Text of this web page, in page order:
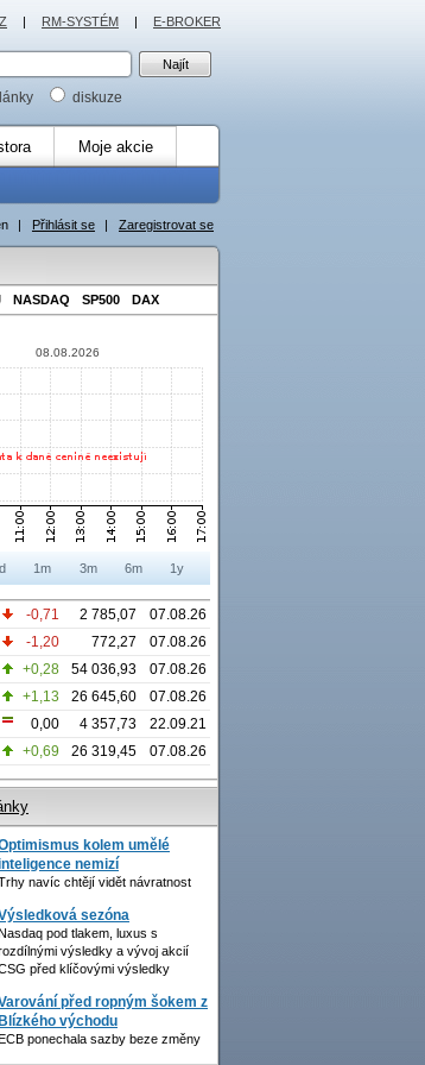
diskuze
Moje akcie
| Přihlásit se | Zaregistrovat se
NASDAQ SP500 DAX
08.08.2026
1m 3m 6m 1y
-0,71 2 785,07
07.08.26
-1,20 772,27
07.08.26
+0,28 54 036,93
07.08.26
+1,13 26 645,60
07.08.26
0,00 4 357,73
22.09.21
+0,69 26 319,45 07.08.26
kolem umělé
nemizí
navíc chtějí vidět návratnost
sezóna
pod tlakem, luxus s
výsledky a vývoj akcií
před klíčovými výsledky
před ropným šokem z
východu
ponechala sazby beze změny
| RM-SYSTÉM | E-BROKER